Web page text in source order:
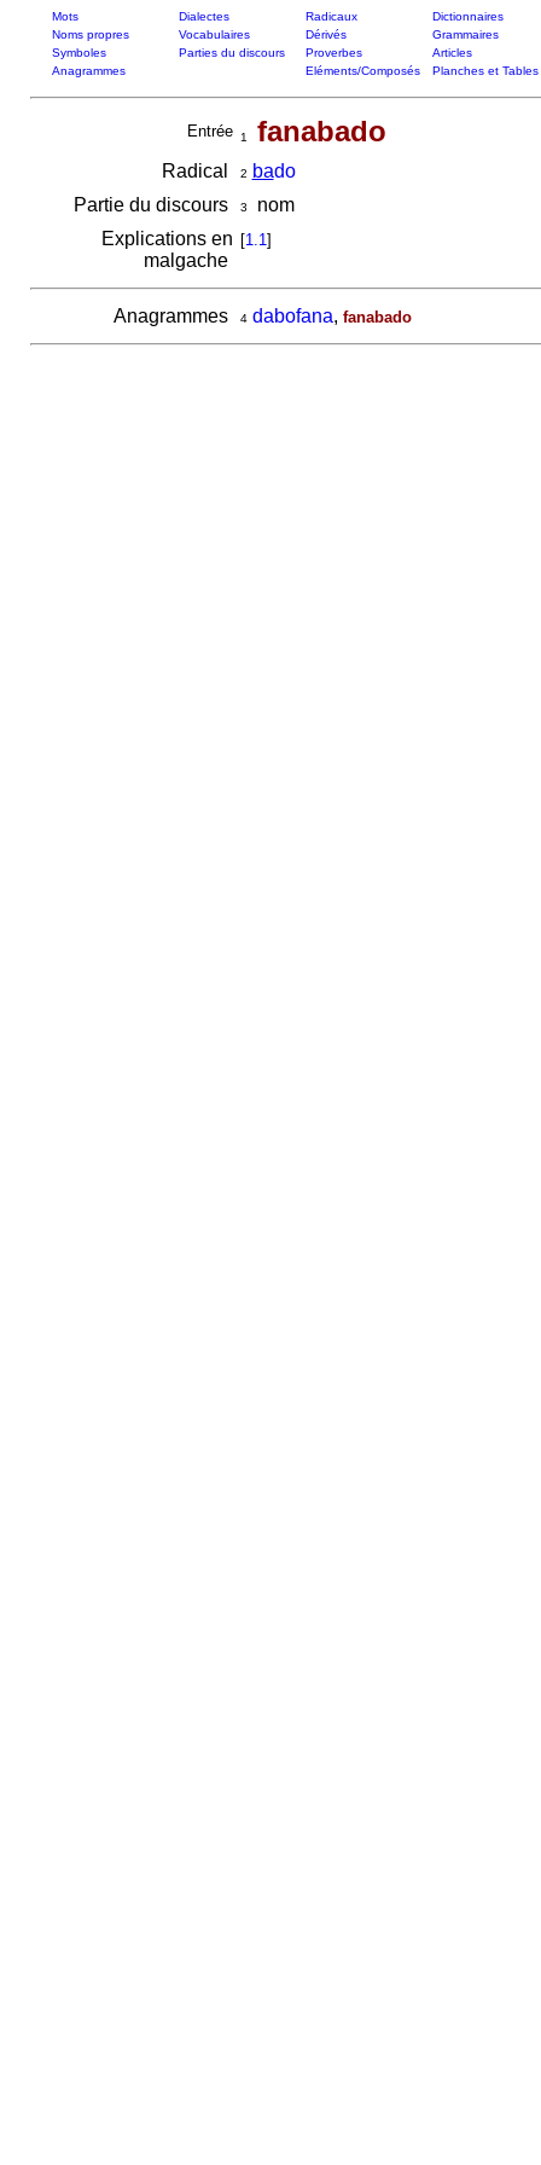
Mots Dialectes Radicaux
Dictionnaires
Noms propres
Vocabulaires Dérivés
Grammaires
Symboles
Parties du discours Proverbes
Articles
Anagrammes
Eléments/Composés Planches et Tables
Entrée 1 fanabado
Radical 2 bado
Partie du discours
3
nom
Explications en
malgache
[1.1]
Anagrammes 4 dabofana, fanabado